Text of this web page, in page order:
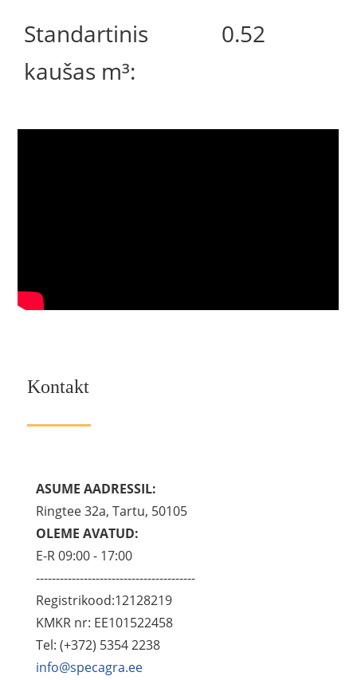
Standartinis
kaušas m³:
0.52
Kontakt
ASUME AADRESSIL:
Ringtee 32a, Tartu, 50105
OLEME AVATUD:
E-R 09:00 - 17:00
----------------------------------------
Registrikood:12128219
KMKR nr: EE101522458
Tel: (+372) 5354 2238
info@specagra.ee